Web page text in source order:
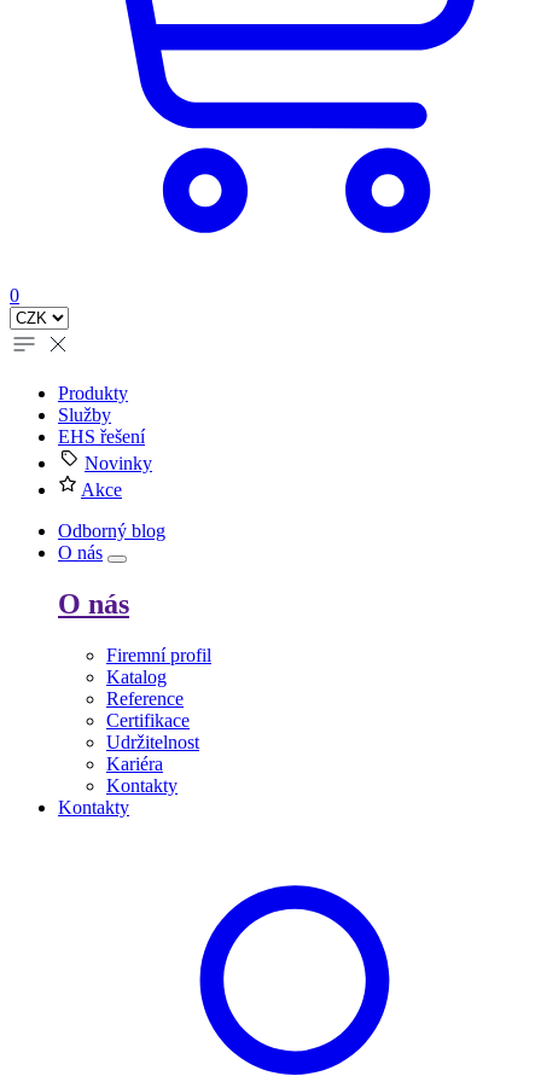
0
Produkty
Služby
EHS řešení
Novinky
Akce
Odborný blog
O nás
O nás
Firemní profil
Katalog
Reference
Certifikace
Udržitelnost
Kariéra
Kontakty
Kontakty